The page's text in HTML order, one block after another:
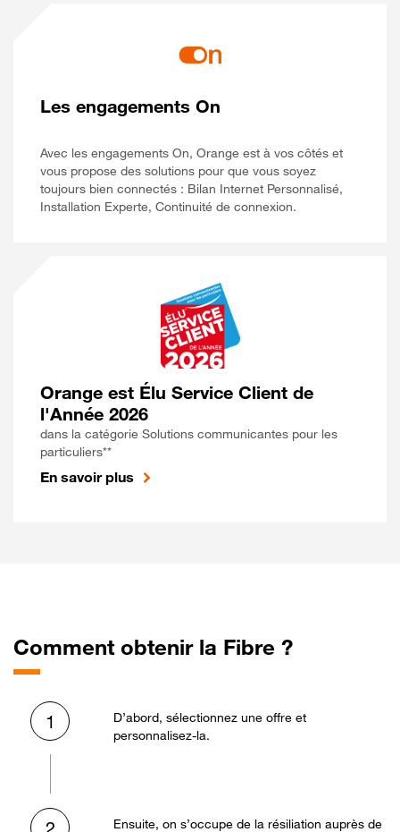
Les engagements On
Avec les engagements On, Orange est à vos côtés et
vous propose des solutions pour que vous soyez
toujours bien connectés : Bilan Internet Personnalisé,
Installation Experte, Continuité de connexion.
Orange est Élu Service Client de
l'Année 2026
dans la catégorie Solutions communicantes pour les
particuliers**
En savoir plus
Comment obtenir la Fibre ?
1
D’abord, sélectionnez une offre et
personnalisez-la.
Ensuite, on s’occupe de la résiliation auprès de